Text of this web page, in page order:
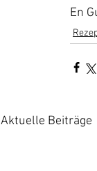
En
Aktuelle Beiträge